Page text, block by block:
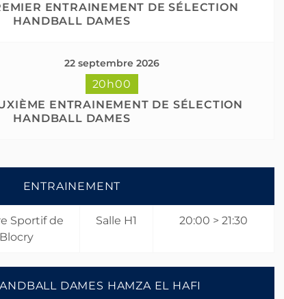
ENTRAINEMENT DE SÉLECTION
HANDBALL DAMES
22 septembre 2026
20h00
ENTRAINEMENT DE SÉLECTION
HANDBALL DAMES
ENTRAINEMENT
Sportif de
Blocry
Salle H1 20:00 > 21:30
DAMES HAMZA EL HAFI